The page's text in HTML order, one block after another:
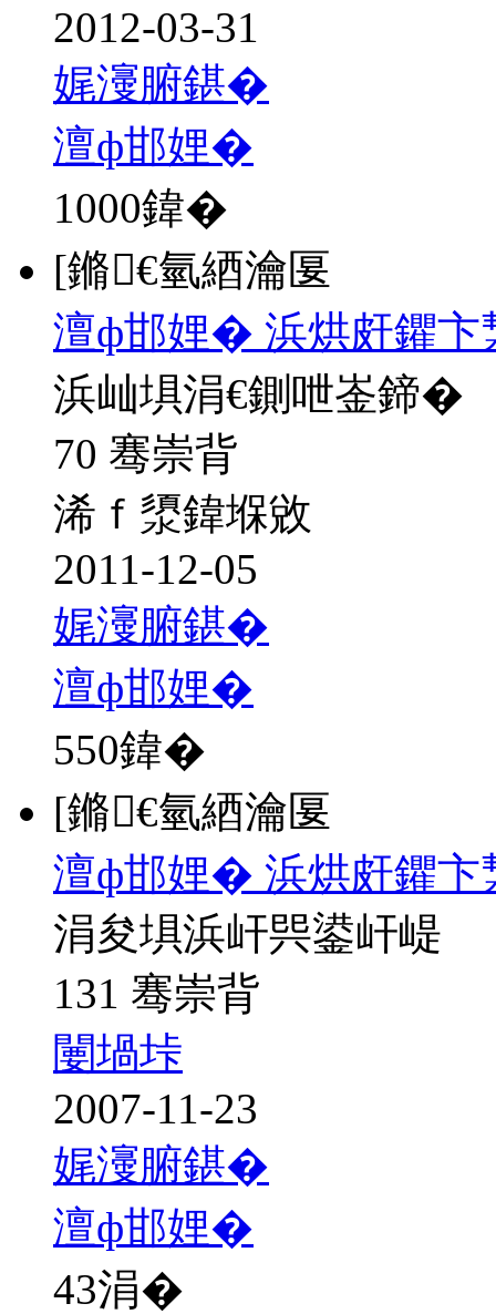
2012-03-31
娓濅腑鍖�
澶ф邯娌�
1000鍏�
[鏅€氫綇瀹匽
澶ф邯娌� 浜烘皯鑺
浜屾埧涓€鍘呭崟鍗�
70 骞崇背
浠ｆ澃鍏堢敓
2011-12-05
娓濅腑鍖�
澶ф邯娌�
550鍏�
[鏅€氫綇瀹匽
澶ф邯娌� 浜烘皯鑺卞
涓夋埧浜屽巺鍙屽崼
131 骞崇背
闄堝垰
2007-11-23
娓濅腑鍖�
澶ф邯娌�
43涓�